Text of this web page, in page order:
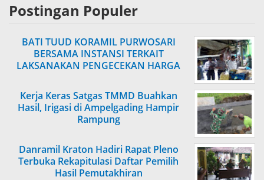
Postingan Populer
BATI TUUD KORAMIL PURWOSARI
BERSAMA INSTANSI TERKAIT
LAKSANAKAN PENGECEKAN HARGA
Kerja Keras Satgas TMMD Buahkan
Hasil, Irigasi di Ampelgading Hampir
Rampung
Danramil Kraton Hadiri Rapat Pleno
Terbuka Rekapitulasi Daftar Pemilih
Hasil Pemutakhiran